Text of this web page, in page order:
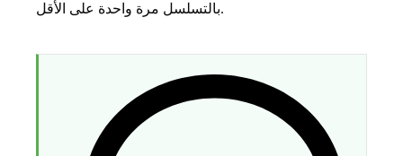
بالتسلسل مرة واحدة على الأقل.